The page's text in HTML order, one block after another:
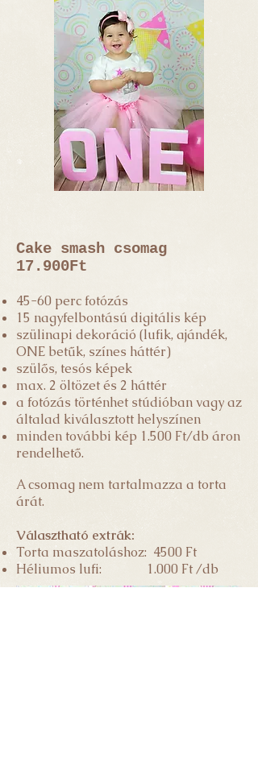
Cake smash csomag
17.900Ft
45-60 perc fotózás
15 nagyfelbontású digitális kép
szülinapi dekoráció (lufik, ajándék,
ONE betűk, színes háttér)
szülős, tesós képek
max. 2 öltözet és 2 háttér
a fotózás történhet stúdióban vagy az
általad kiválasztott helyszínen
minden további kép 1.500 Ft/db áron
rendelhető.
A csomag nem tartalmazza a torta
árát.
Választható extrák:
Torta maszatoláshoz: 4500 Ft
Héliumos lufi: 1.000 Ft /db